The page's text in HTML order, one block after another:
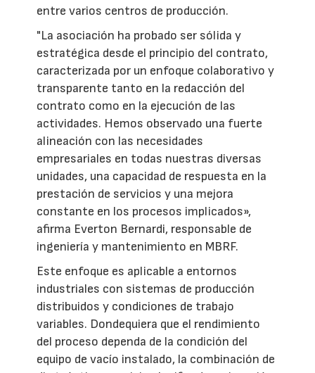
entre varios centros de producción.
"La asociación ha probado ser sólida y
estratégica desde el principio del contrato,
caracterizada por un enfoque colaborativo y
transparente tanto en la redacción del
contrato como en la ejecución de las
actividades. Hemos observado una fuerte
alineación con las necesidades
empresariales en todas nuestras diversas
unidades, una capacidad de respuesta en la
prestación de servicios y una mejora
constante en los procesos implicados»,
afirma Everton Bernardi, responsable de
ingeniería y mantenimiento en MBRF.
Este enfoque es aplicable a entornos
industriales con sistemas de producción
distribuidos y condiciones de trabajo
variables. Dondequiera que el rendimiento
del proceso dependa de la condición del
equipo de vacío instalado, la combinación de